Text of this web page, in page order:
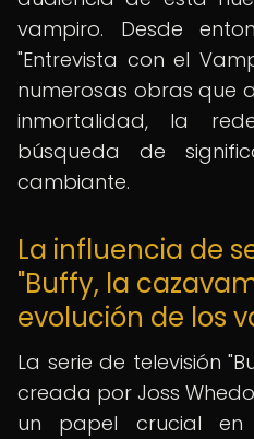
vampiro. Desde
"Entrevista con el
numerosas obras que
inmortalidad, la
búsqueda de
cambiante.
La influencia de
"Buffy, la
evolución de los
La serie de televisión
creada por Joss
un papel crucial